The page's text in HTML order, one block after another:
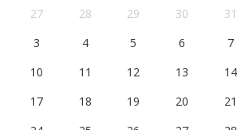
27
28 29 30 31
3
4 5 6 7
10
11 12 13 14
17
18 19 20 21